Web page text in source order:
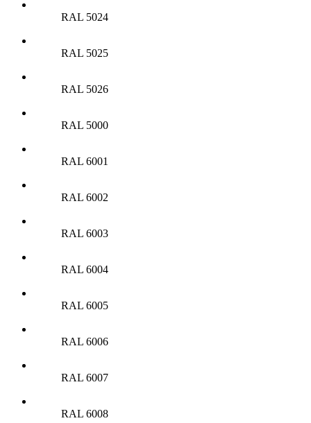
RAL 5024
RAL 5025
RAL 5026
RAL 5000
RAL 6001
RAL 6002
RAL 6003
RAL 6004
RAL 6005
RAL 6006
RAL 6007
RAL 6008